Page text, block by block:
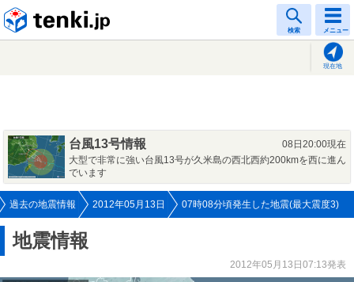
検索 メニュー
現在地
台風13号情報
08日20:00現在
大型で非常に強い台風13号が久米島の西北西約200kmを西に進ん
でいます
過去の地震情報 2012年05月13日 07時08分頃発生した地震(最大震度3)
地震情報
2012年05月13日07:13発表